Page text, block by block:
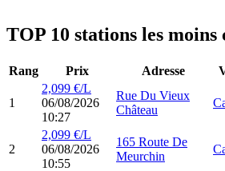
TOP 10 stations les moins
Rang Prix Adresse
1
2,099 €/L
06/08/2026
10:27
Rue Du Vieux
Château
2
2,099 €/L
06/08/2026
10:55
165 Route De
Meurchin